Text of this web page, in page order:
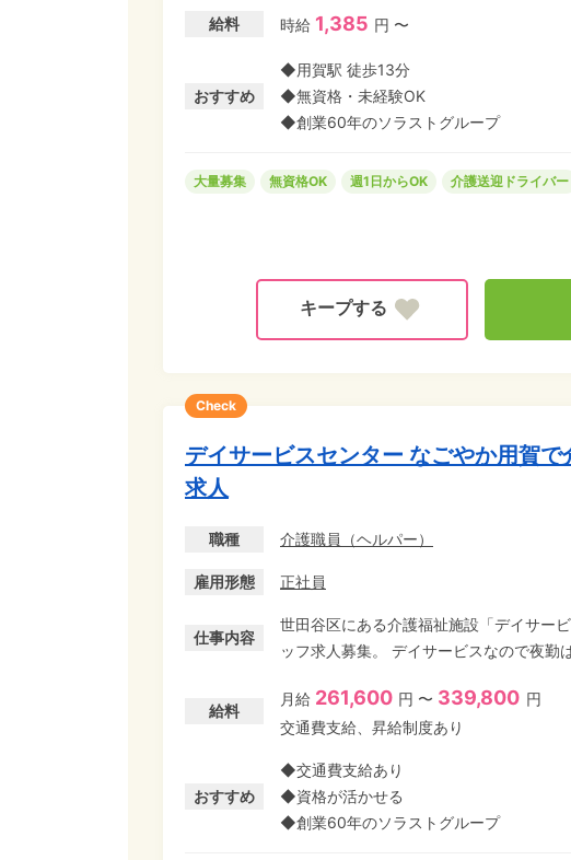
を有効活用できる短時間・少日数パート
プ)です。 ※なごやかケアリンクは創業60
です。
給料 時給 1,385 円 〜
おすすめ
◆用賀駅 徒歩13分
◆無資格・未経験OK
◆創業60年のソラストグループ
大量募集 無資格OK 週1日からOK 介護送迎ドライバー
Check
デイサービスセンター なごやか用賀
求人
職種 介護職員（ヘルパー）
雇用形態 正社員
仕事内容
世田谷区にある介護福祉施設「デイサー
ッフ求人募集。 デイサービスなので夜勤
求人です。 まずは見学のみOK!ご応募お待ちしております。 ※なごやかケアリンクは、創
業60年以上の安定企業 株式会社ソラスト
給料
月給 261,600 円 〜 339,800 円
交通費支給、昇給制度あり
おすすめ
◆交通費支給あり
◆資格が活かせる
◆創業60年のソラストグループ